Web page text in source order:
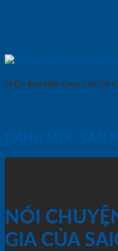
Lý Do Bạn Nên Chọn Cửa Gỗ
DANH MỤC SẢN
NÓI
GIA CỦA